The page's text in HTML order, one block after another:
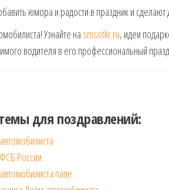
юмора и радости в праздник и
Узнайте на smsotkr.ru, идеи
водителя в его профессиональный
для поздравлений:
России
папе